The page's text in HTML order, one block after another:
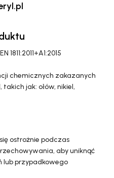
chemicznych zakazanych
jak: ołów, nikiel,
ostrożnie podczas
aby uniknąć
lub przypadkowego